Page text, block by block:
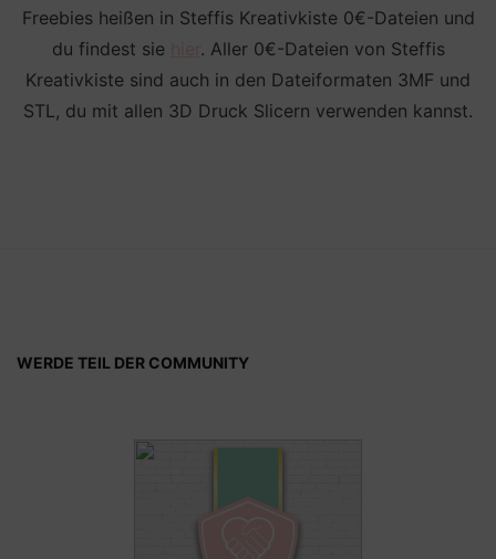
Freebies heißen in Steffis Kreativkiste 0€-Dateien und
du findest sie
. Aller 0€-Dateien von Steffis
Kreativkiste sind auch in den Dateiformaten 3MF und
STL, du mit allen 3D Druck Slicern verwenden kannst.
WERDE TEIL DER COMMUNITY